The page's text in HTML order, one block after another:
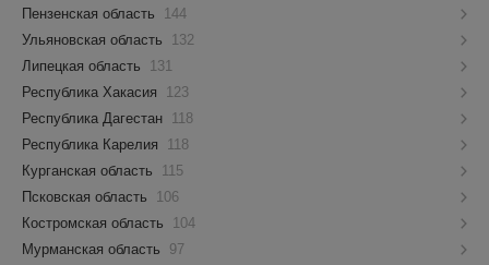
Пензенская область
144
Ульяновская область
132
Липецкая область
131
Республика Хакасия
123
Республика Дагестан 118
Республика Карелия
118
Курганская область
115
Псковская область
106
Костромская область
104
Мурманская область
97